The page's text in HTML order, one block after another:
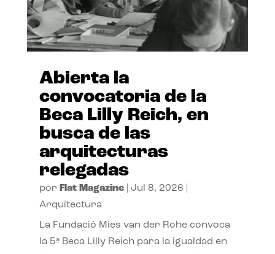
Abierta la
convocatoria de la
Beca Lilly Reich, en
busca de las
arquitecturas
relegadas
por Flat Magazine| Jul 8, 2026
Arquitectura
La Fundació Mies van der Rohe convoca
la 5ª Beca Lilly Reich para la igualdad en